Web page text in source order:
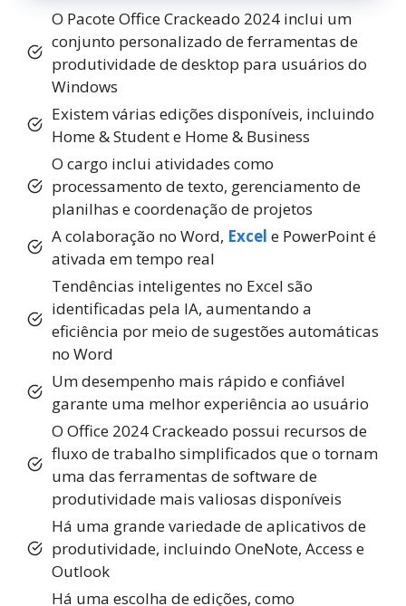
O Pacote Office Crackeado 2024 inclui um
conjunto personalizado de ferramentas de
produtividade de desktop para usuários do
Windows
Existem várias edições disponíveis, incluindo
Home & Student e Home & Business
O cargo inclui atividades como
processamento de texto, gerenciamento de
planilhas e coordenação de projetos
A colaboração no Word, Excel e PowerPoint é
ativada em tempo real
Tendências inteligentes no Excel são
identificadas pela IA, aumentando a
eficiência por meio de sugestões automáticas
no Word
Um desempenho mais rápido e confiável
garante uma melhor experiência ao usuário
O Office 2024 Crackeado possui recursos de
fluxo de trabalho simplificados que o tornam
uma das ferramentas de software de
produtividade mais valiosas disponíveis
Há uma grande variedade de aplicativos de
produtividade, incluindo OneNote, Access e
Outlook
Há uma escolha de edições, como